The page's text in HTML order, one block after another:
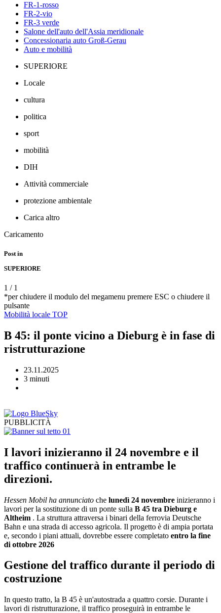
FR-1-rosso
FR-2-vio
FR-3 verde
Salone dell'auto dell'Assia meridionale
Concessionaria auto Groß-Gerau
Auto e mobilità
SUPERIORE
Locale
cultura
politica
sport
mobilità
DIH
Attività commerciale
protezione ambientale
Carica altro
Caricamento
Post in
SUPERIORE
1 / 1
*per chiudere il modulo del megamenu premere ESC o chiudere il
pulsante
Mobilità locale TOP
B 45: il ponte vicino a Dieburg è in fase di
ristrutturazione
23.11.2025
3 minuti
PUBBLICITÀ
I lavori inizieranno il 24 novembre e il
traffico continuerà in entrambe le
direzioni.
Hessen Mobil ha annunciato che lunedì 24 novembre inizieranno i
lavori per la sostituzione di un ponte sulla B 45 tra Dieburg e
Altheim . La struttura attraversa i binari della ferrovia Deutsche
Bahn e una strada di accesso agricola. Il progetto è di ampia portata
e, secondo i piani attuali, dovrebbe essere completato entro la fine
di ottobre 2026
Gestione del traffico durante il periodo di
costruzione
In questo tratto, la B 45 è un'autostrada a quattro corsie. Durante i
lavori di ristrutturazione, il traffico proseguirà in entrambe le